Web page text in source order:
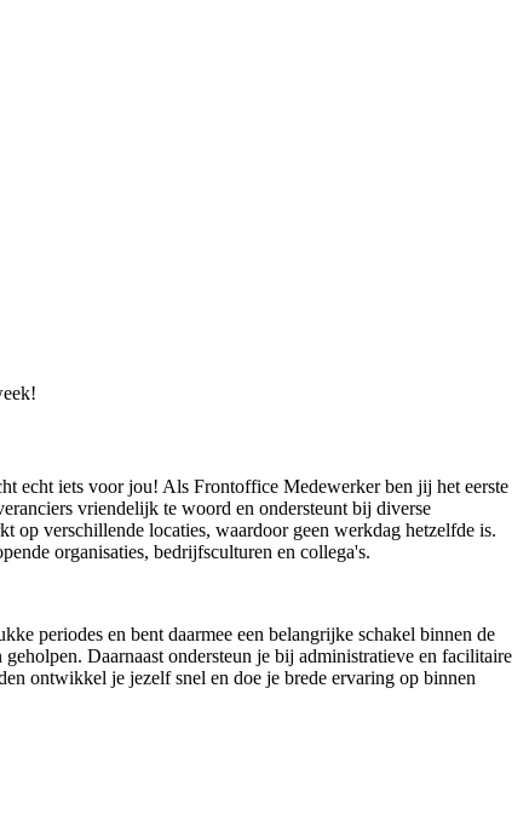
echt iets voor jou! Als Frontoffice Medewerker ben jij het eerste
vriendelijk te woord en ondersteunt bij diverse
op verschillende locaties, waardoor geen werkdag hetzelfde is.
organisaties, bedrijfsculturen en collega's.
periodes en bent daarmee een belangrijke schakel binnen de
Daarnaast ondersteun je bij administratieve en facilitaire
ontwikkel je jezelf snel en doe je brede ervaring op binnen